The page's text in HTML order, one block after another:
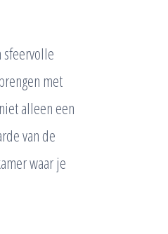
met
alleen een
van de
waar je